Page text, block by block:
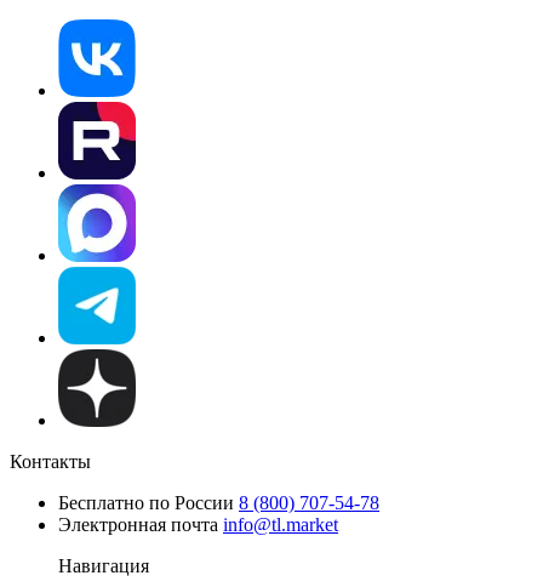
Контакты
Бесплатно по России 8 (800) 707-54-78
Электронная почта info@tl.market
Навигация